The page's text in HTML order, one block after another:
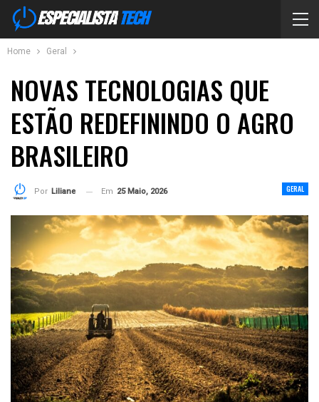
Home Geral
NOVAS TECNOLOGIAS QUE
ESTÃO REDEFININDO O AGRO
BRASILEIRO
GERAL
Por Liliane Em 25 Maio, 2026